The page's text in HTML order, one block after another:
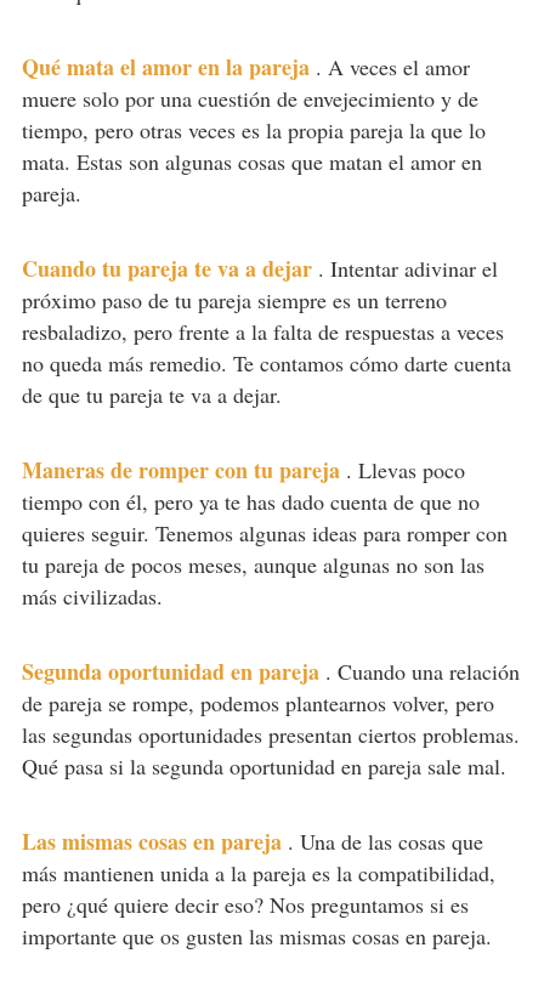
Qué mata el amor en la pareja . A veces el amor
muere solo por una cuestión de envejecimiento y de
tiempo, pero otras veces es la propia pareja la que lo
mata. Estas son algunas cosas que matan el amor en
pareja.
Cuando tu pareja te va a dejar . Intentar adivinar el
próximo paso de tu pareja siempre es un terreno
resbaladizo, pero frente a la falta de respuestas a veces
no queda más remedio. Te contamos cómo darte cuenta
de que tu pareja te va a dejar.
Maneras de romper con tu pareja . Llevas poco
tiempo con él, pero ya te has dado cuenta de que no
quieres seguir. Tenemos algunas ideas para romper con
tu pareja de pocos meses, aunque algunas no son las
más civilizadas.
Segunda oportunidad en pareja . Cuando una relación
de pareja se rompe, podemos plantearnos volver, pero
las segundas oportunidades presentan ciertos problemas.
Qué pasa si la segunda oportunidad en pareja sale mal.
Las mismas cosas en pareja . Una de las cosas que
más mantienen unida a la pareja es la compatibilidad,
pero ¿qué quiere decir eso? Nos preguntamos si es
importante que os gusten las mismas cosas en pareja.